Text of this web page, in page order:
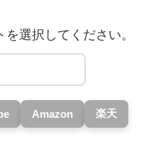
選択してください。
Amazon 楽天